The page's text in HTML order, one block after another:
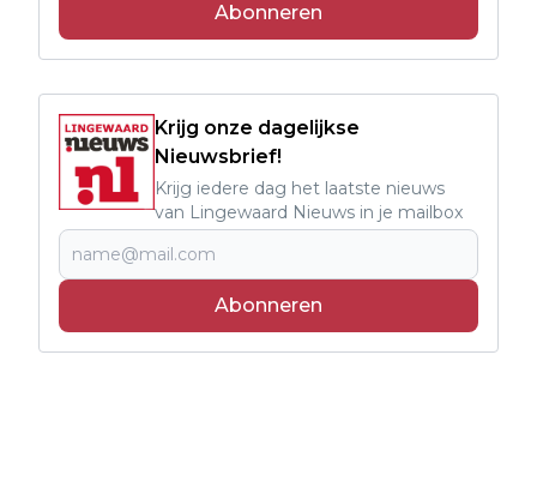
Abonneren
Krijg onze dagelijkse
Nieuwsbrief!
Krijg iedere dag het laatste nieuws
van Lingewaard Nieuws in je mailbox
Abonneren